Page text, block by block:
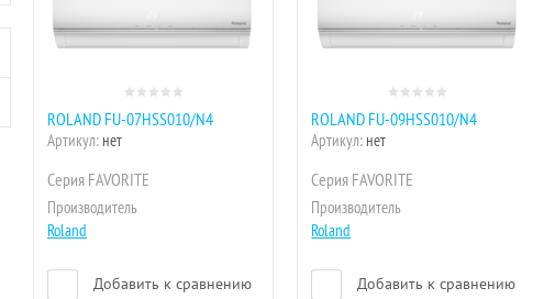
ROLAND FU-07HSS010/N4
Артикул: нет
Серия FAVORITE
Производитель
Roland
Добавить к сравнению
ROLAND FU-09HSS010/N4
Артикул: нет
Серия FAVORITE
Производитель
Roland
Добавить к сравнению